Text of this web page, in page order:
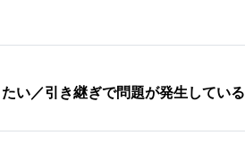
い／引き継ぎで問題が発生している